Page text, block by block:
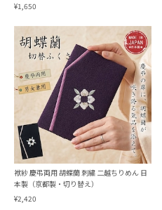
¥1,650
袱紗 慶弔両用 胡蝶蘭 刺繍 二越ちりめん 日
本製（京都製・切り替え）
¥2,420